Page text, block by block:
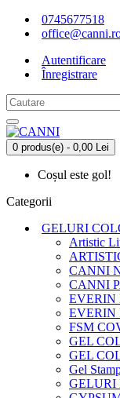
0745677518
Autentificare
Înregistrare
0 produs(e) - 0,00 Lei
Coșul este gol!
Categorii
GELURI
Artistic
CANNI
CANNI
EVERIN
EVERIN
FSM
GEL
GEL
Gel
GELURI